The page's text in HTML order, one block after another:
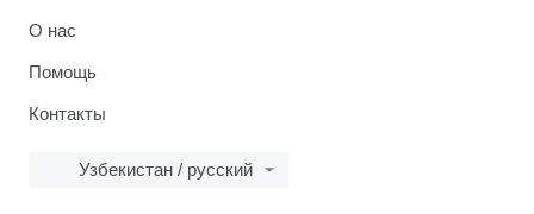
О нас
Помощь
Контакты
Узбекистан / русский